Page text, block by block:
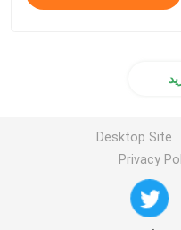
Desktop Site
Privacy